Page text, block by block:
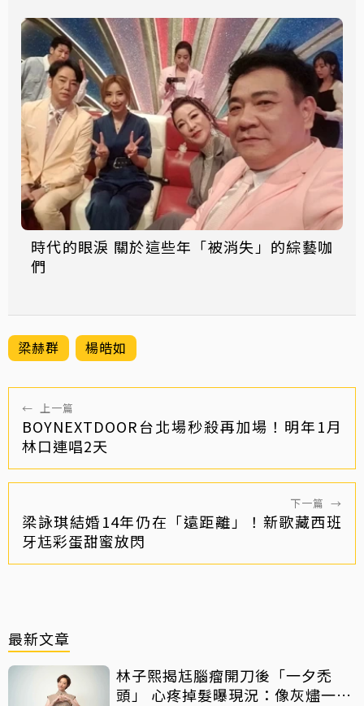
時代的眼淚 關於這些年「被消失」的綜藝咖
們
梁赫群 楊皓如
← 上一篇
BOYNEXTDOOR台北場秒殺再加場！明年1月
林口連唱2天
下一篇 →
梁詠琪結婚14年仍在「遠距離」！新歌藏西班
牙尪彩蛋甜蜜放閃
最新文章
林子熙揭尪腦瘤開刀後「一夕禿
頭」 心疼掉髮曝現況：像灰燼一直